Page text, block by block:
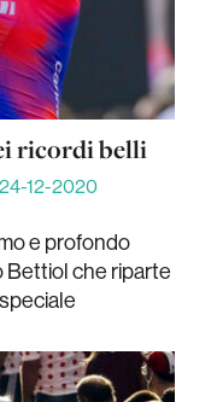
ricordi belli
24-12-2020
e profondo
Bettiol che riparte